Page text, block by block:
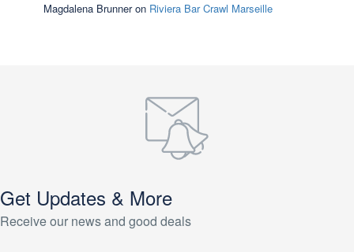
Magdalena Brunneron Riviera Bar Crawl Marseille
Get Updates & More
Receive our news and good deals